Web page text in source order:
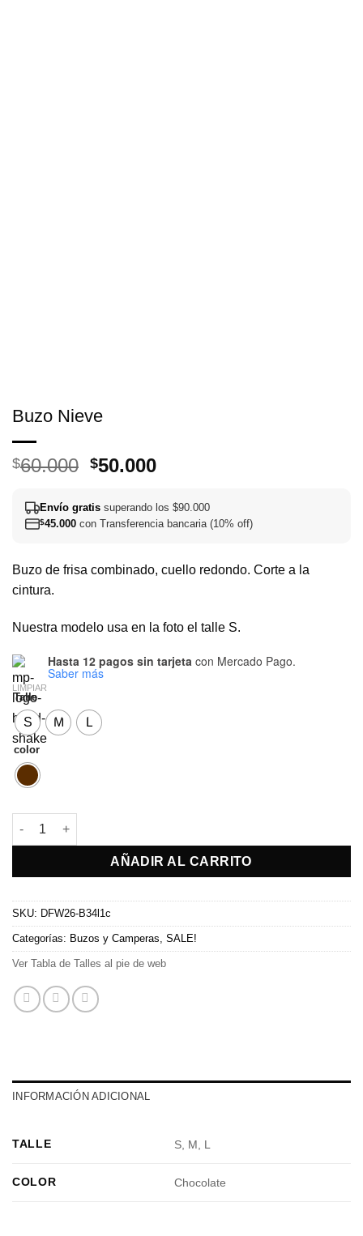
Buzo Nieve
$60.000 El
original
era:
$50.000El
actual
es:
Envío gratis superando los $90.000
$45.000 con Transferencia bancaria (10% off)
Buzo de frisa combinado, cuello redondo. Corte a la
cintura.
Nuestra modelo usa en la foto el talle S.
Hasta 12 pagos sin tarjeta con Mercado Pago.
Saber más
Talle
S M L
color
LIMPIAR
Buzo Nieve cantidad
AÑADIR AL CARRITO
SKU: DFW26-B34l1c
Categorías: Buzos y Camperas SALE!
Ver Tabla de Talles al pie de web
INFORMACIÓN ADICIONAL
TALLE S, M, L
COLOR Chocolate